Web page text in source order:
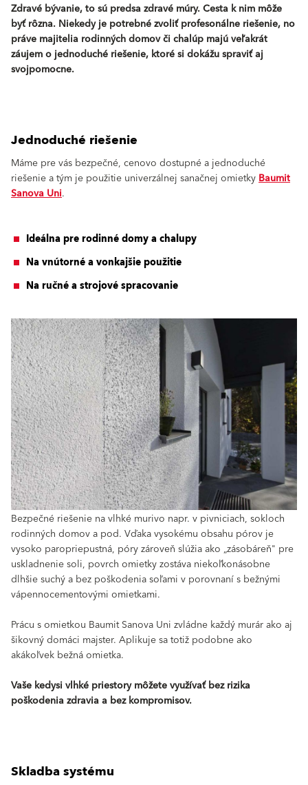
Zdravé bývanie, to sú predsa zdravé múry.Cesta k nim môže
byť rôzna. Niekedy je potrebné zvoliť profesonálne riešenie, no
práve majitelia rodinných domov či chalúp majú veľakrát
záujem o jednoduché riešenie, ktoré si dokážu spraviť aj
svojpomocne.
Jednoduché riešenie
Máme pre vás bezpečné, cenovo dostupné a jednoduché
riešenie a tým je použitie univerzálnej sanačnej omietkyBaumit
Sanova Uni.
Ideálna pre rodinné domy a chalupy
Na vnútorné a vonkajšie použitie
Na ručné a strojové spracovanie
Bezpečné riešenie na vlhké murivo napr. v pivniciach, sokloch
rodinných domov a pod. Vďaka vysokému obsahu pórov je
vysoko paropriepustná, póry zároveň slúžia ako „zásobáreň" pre
uskladnenie soli, povrch omietky zostáva niekoľkonásobne
dlhšie suchý a bez poškodenia soľami v porovnaní s bežnými
vápennocementovými omietkami.
Prácu s omietkou Baumit Sanova Uni zvládne každý murár ako aj
šikovný domáci majster. Aplikuje sa totiž podobne ako
akákoľvek bežná omietka.
Vaše kedysi vlhké priestory môžete využívať bez rizika
poškodenia zdravia a bez kompromisov.
Skladba systému